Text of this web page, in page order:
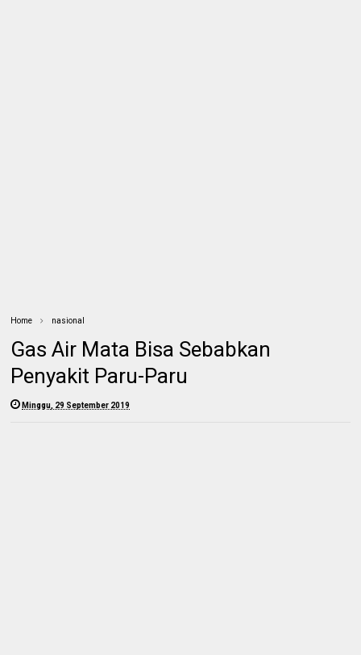
Home nasional
Gas Air Mata Bisa Sebabkan
Penyakit Paru-Paru
Minggu, 29 September 2019